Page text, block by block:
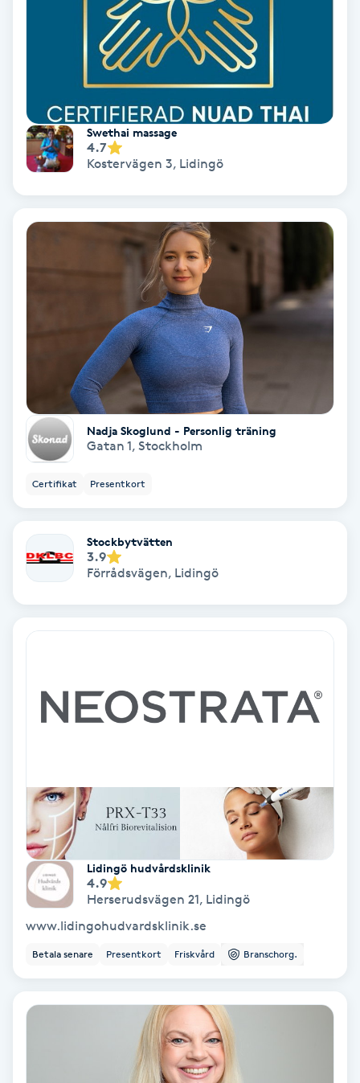
PRP (Platelet Rich Plasma)
Psoriasis
Radiofrekvens
Regndroppsmassage
Reiki
Reikihealing
Reiki massage
Restorative Yoga
Rosenmetoden
Senioryoga
Shiatsu
Singelfransar
Sjukgymnastik
Skinbooster
Swethai massage
4.7
Kostervägen 3, Lidingö
Nadja Skoglund - Personlig träning
Gatan 1, Stockholm
Certifikat Presentkort
Stockbytvätten
3.9
Förrådsvägen, Lidingö
Lidingö hudvårdsklinik
4.9
Herserudsvägen 21, Lidingö
www.lidingohudvardsklinik.se
Betala senare Presentkort Friskvård Branschorg.